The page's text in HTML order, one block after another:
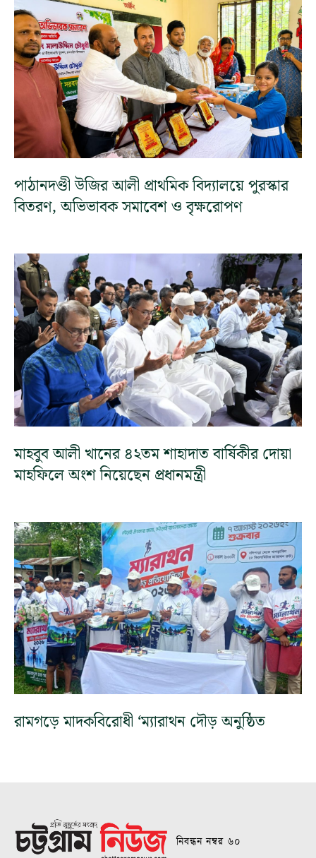
পাঠানদণ্ডী উজির আলী প্রাথমিক বিদ্যালয়ে পুরস্কার
বিতরণ, অভিভাবক সমাবেশ ও বৃক্ষরোপণ
মাহবুব আলী খানের ৪২তম শাহাদাত বার্ষিকীর দোয়া
মাহফিলে অংশ নিয়েছেন প্রধানমন্ত্রী
রামগড়ে মাদকবিরোধী ‘ম্যারাথন দৌড় অনুষ্ঠিত
নিবন্ধন নম্বর ৬০